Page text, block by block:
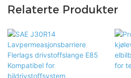
Relaterte Produkter